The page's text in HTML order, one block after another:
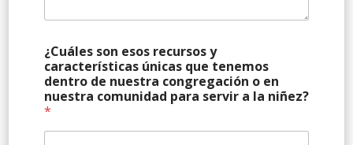
¿Cuáles son esos recursos y
características únicas que tenemos
dentro de nuestra congregación o en
nuestra comunidad para servir a la niñez?
*